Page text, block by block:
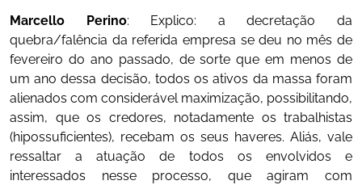
Marcello Perino: Explico: a decretação da
quebra/falência da referida empresa se deu no mês de
fevereiro do ano passado, de sorte que em menos de
um ano dessa decisão, todos os ativos da massa foram
alienados com considerável maximização, possibilitando,
assim, que os credores, notadamente os trabalhistas
(hipossuficientes), recebam os seus haveres. Aliás, vale
ressaltar a atuação de todos os envolvidos e
interessados nesse processo, que agiram com